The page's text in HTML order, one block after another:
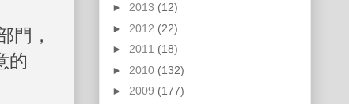
門，
的
► 2013 (12)
► 2012 (22)
► 2011 (18)
► 2010 (132)
► 2009 (177)